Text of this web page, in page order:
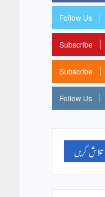
Follow Us
Subscribe
Subscribe
Follow Us